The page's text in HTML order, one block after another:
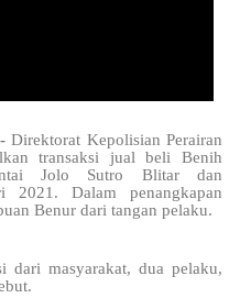
Direktorat Kepolisian Perairan
transaksi jual beli Benih
Jolo Sutro Blitar dan
2021. Dalam penangkapan
Benur dari tangan pelaku.
dari masyarakat, dua pelaku,